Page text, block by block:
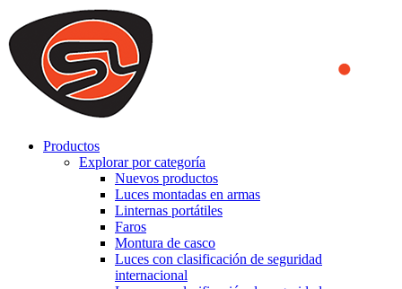
We use cookies to ensure that we provide you the best experience
on our website. By continuing to browse this website, you accept
that cookies are used to help us analyze how the website is used and
to offer you a better experience. To learn more or to find out how
you can disable cookies, you can access our
Productos
Explorar por categoría
Nuevos productos
Luces montadas en armas
Linternas portátiles
Faros
Montura de casco
Luces con clasificación de seguridad
internacional